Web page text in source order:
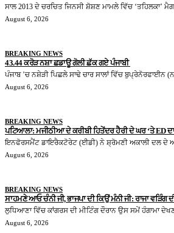
ਸਾਲ 2013 ਦੇ ਚਰਚਿਤ ਜਿਨਸੀ ਸ਼ੋਸ਼ਣ ਮਾਮਲੇ ਵਿੱਚ ‘ਤਹਿਲਕਾ’
August 6, 2026
BREAKING NEWS
43.44 ਕਰੋੜ ਨਸ਼ਾ ਛਡਾਊ ਗੋਲੀ ਛੱਕ ਗਏ ਪੰਜਾਬੀ
ਪੰਜਾਬ ’ਚ ਨਸ਼ੇੜੀ ਪਿਛਲੇ ਸਾਢੇ ਚਾਰ ਸਾਲਾਂ ਵਿੱਚ ਬੁਪ੍ਰੇਨੋਰਫਾਈਨ
August 6, 2026
BREAKING NEWS
ਪਟਿਆਲਾ: ਮਜੀਠੀਆ ਦੇ ਕਰੀਬੀ ਹਿਤੇਂਦਰ ਹੈਰੀ ਦੇ ਘਰ ‘ਤੇ ED
ਇਨਫੋਰਸਮੈਂਟ ਡਾਇਰੈਕਟੋਰੇਟ (ਈਡੀ) ਨੇ ਸ਼੍ਰੋਮਣੀ ਅਕਾਲੀ ਦਲ ਦੇ
August 6, 2026
BREAKING NEWS
ਸਾਹਮਣੇ ਆਓ ਚੰਨੀ ਜੀ, ਭਾਜਪਾ ਦੀ ਕਿਉਂ ਮੰਨੀ ਜੀ: ਰਾਜਾ
ਲੁਧਿਆਣਾ ਵਿੱਚ ਕਾਂਗਰਸ ਦੀ ਮੀਟਿੰਗ ਦੌਰਾਨ ਉਸ ਸਮੇਂ ਹੰਗਾਮਾ
August 6, 2026